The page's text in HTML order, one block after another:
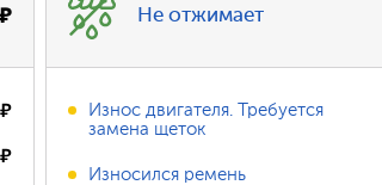
₽
₽
₽
Не отжимает
Износ двигателя. Требуется
замена щеток
Износился ремень